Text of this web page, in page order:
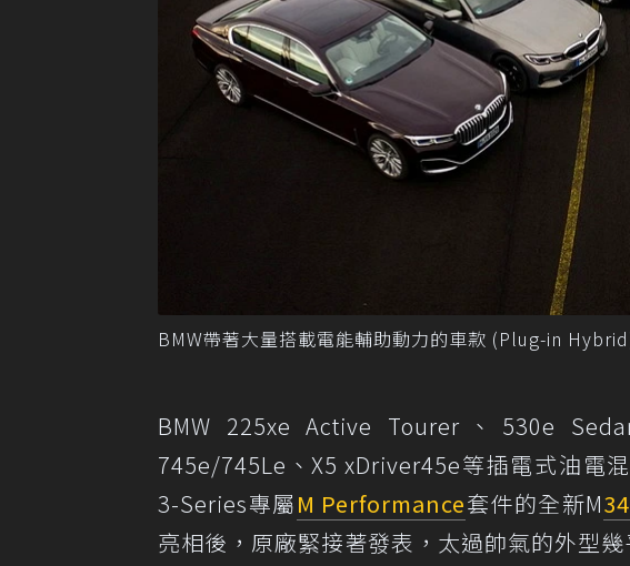
BMW帶著大量搭載電能輔助動力的車款 (Plug-in
BMW 225xe Active Tourer、530e
745e/745Le、X5 xDriver45e等插電式油電
3-Series專屬M Performance套件的全新M
亮相後，原廠緊接著發表，太過帥氣的外型幾